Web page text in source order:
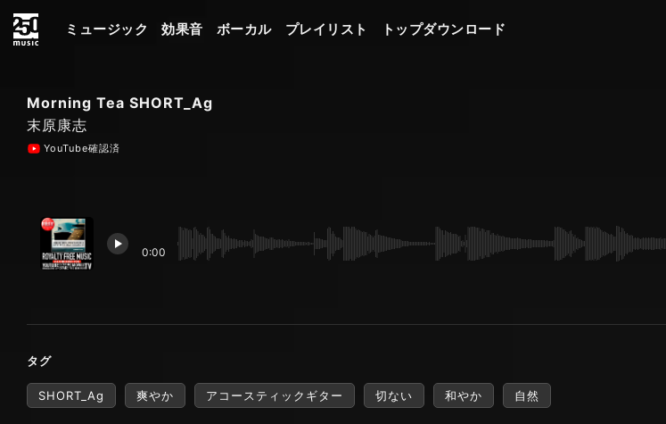
ミュージック 効果音 ボーカル プレイリスト トップダウンロード
Morning Tea SHORT_Ag
末原康志
YouTube確認済
0:00
タグ
SHORT_Ag 爽やか アコースティックギター 切ない 和やか 自然